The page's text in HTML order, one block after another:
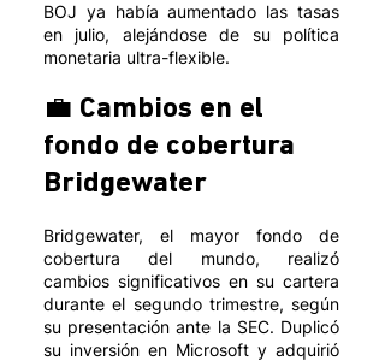
BOJ ya había aumentado las tasas
en julio, alejándose de su política
monetaria ultra-flexible.
💼 Cambios en el
fondo de cobertura
Bridgewater
Bridgewater, el mayor fondo de
cobertura del mundo, realizó
cambios significativos en su cartera
durante el segundo trimestre, según
su presentación ante la SEC. Duplicó
su inversión en Microsoft y adquirió